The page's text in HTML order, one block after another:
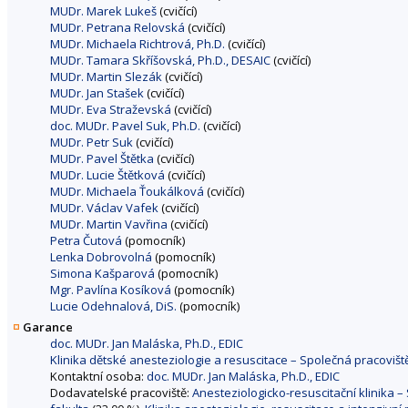
MUDr. Marek Lukeš(cvičící)
MUDr. Petrana Relovská (cvičící)
MUDr. Michaela Richtrová, Ph.D. (cvičící)
MUDr. Tamara Skříšovská, Ph.D., DESAIC(cvičící)
MUDr. Martin Slezák(cvičící)
MUDr. Jan Stašek(cvičící)
MUDr. Eva Straževská (cvičící)
doc. MUDr. Pavel Suk, Ph.D. (cvičící)
MUDr. Petr Suk(cvičící)
MUDr. Pavel Štětka (cvičící)
MUDr. Lucie Štětková (cvičící)
MUDr. Michaela Ťoukálková (cvičící)
MUDr. Václav Vafek(cvičící)
MUDr. Martin Vavřina (cvičící)
Petra Čutová (pomocník)
Lenka Dobrovolná (pomocník)
Simona Kašparová (pomocník)
Mgr. Pavlína Kosíková (pomocník)
Lucie Odehnalová, DiS. (pomocník)
Garance
doc. MUDr. Jan Maláska, Ph.D., EDIC
Klinika dětské anesteziologie a resuscitace – Společná
Kontaktní osoba: doc. MUDr. Jan Maláska, Ph.D., EDIC
Dodavatelské pracoviště: Anesteziologicko-resuscitační klinika –